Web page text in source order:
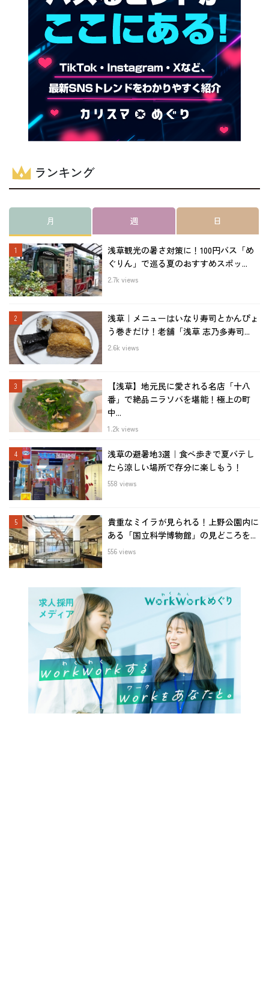
ランキング
月 週 日
浅草観光の暑さ対策に！100円バス「め
ぐりん」で巡る夏のおすすめスポッ...
2.7k views
浅草｜メニューはいなり寿司とかんぴょ
う巻きだけ！老舗「浅草 志乃多寿司...
2.6k views
【浅草】地元民に愛される名店「十八
番」で絶品ニラソバを堪能！極上の町
中...
1.2k views
浅草の避暑地3選｜食べ歩きで夏バテし
たら涼しい場所で存分に楽しもう！
558 views
貴重なミイラが見られる！上野公園内に
ある「国立科学博物館」の見どころを...
556 views